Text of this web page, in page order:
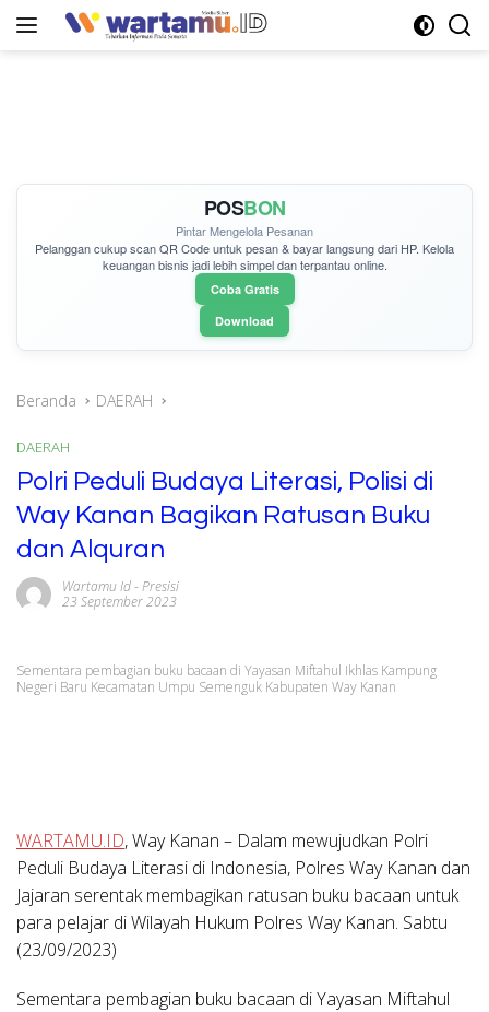
POSBON
Pintar Mengelola Pesanan
Pelanggan cukupscan QR Codeuntuk pesan & bayar langsung dari HP. Kelola
keuangan bisnis jadi lebih simpel dan terpantau online.
Coba Gratis
Download
Beranda DAERAH
DAERAH
Polri Peduli Budaya Literasi, Polisi di
Way Kanan Bagikan Ratusan Buku
dan Alquran
Wartamu Id- Presisi
23 September 2023
Sementara pembagian buku bacaan di Yayasan Miftahul Ikhlas Kampung
Negeri Baru Kecamatan Umpu Semenguk Kabupaten Way Kanan
WARTAMU.ID, Way Kanan – Dalam mewujudkan Polri
Peduli Budaya Literasi di Indonesia, Polres Way Kanan dan
Jajaran serentak membagikan ratusan buku bacaan untuk
para pelajar di Wilayah Hukum Polres Way Kanan. Sabtu
(23/09/2023)
Sementara pembagian buku bacaan di Yayasan Miftahul